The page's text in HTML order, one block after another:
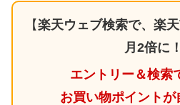
【楽天ウェブ検索で、楽
月2倍に！
エントリー＆検索
お買い物ポイントが